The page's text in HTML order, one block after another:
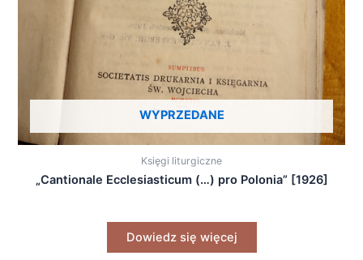
WYPRZEDANE
Księgi liturgiczne
„Cantionale Ecclesiasticum (…) pro Polonia” [1926]
Dowiedz się więcej